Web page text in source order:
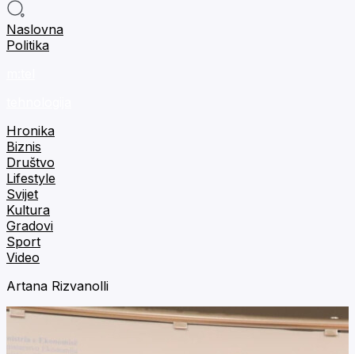
Naslovna
Politika
Hronika
Biznis
Društvo
Lifestyle
Svijet
Kultura
Gradovi
Sport
Video
Artana Rizvanolli